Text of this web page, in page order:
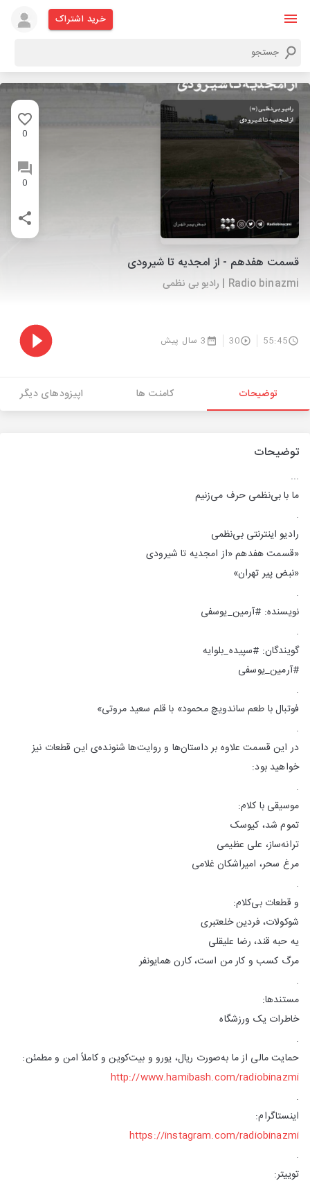
خرید اشتراک
0
0
قسمت هفدهم - از امجدیه تا شیرودی
Radio binazmi | رادیو بی‌ نظمی
55:45
30 3 سال پیش
توضیحات کامنت ها اپیزودهای دیگر
توضیحات
...
ما با بی‌نظمی حرف می‌زنیم
.
رادیو اینترنتی بی‌نظمی
«قسمت هفدهم «از امجدیه تا شیرودی
«نبض پیر تهران»
.
نویسنده: #آرمین_یوسفی
.
گویندگان: #سپیده_بلوایه
#آرمین_یوسفی
.
فوتبال با طعم ساندویچ محمود» با قلم سعید مروتی»
.
در این قسمت علاوه بر داستان‌‌ها و روایت‌ها شنونده‌ی این قطعات نیز
خواهید بود:
.
موسیقی با کلام:
تموم شد، کیوسک
ترانه‌ساز، علی عظیمی
مرغ سحر، امیراشکان غلامی
.
و قطعات بی‌کلام:
شوکولات، فردین خلعتبری
یه حبه قند، رضا علیقلی
مرگ کسب و کار من است، کارن همایونفر
.
مستندها:
خاطرات یک ورزشگاه
.
حمایت مالی از ما به‌صورت ریال، یورو و بیت‌کوین و کاملاً امن و مطمئن:
http://www.hamibash.com/radiobinazmi
.
اینستاگرام:
https://instagram.com/radiobinazmi
.
توییتر: